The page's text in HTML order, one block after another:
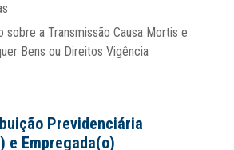
a Transmissão Causa Mortis e
Bens ou Direitos Vigência
Previdenciária
e Empregada(o)